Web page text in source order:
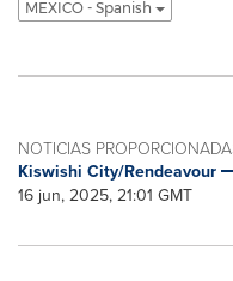
MEXICO - Spanish
NOTICIAS
Kiswishi City/Rendeavour
16 jun, 2025, 21:01 GMT